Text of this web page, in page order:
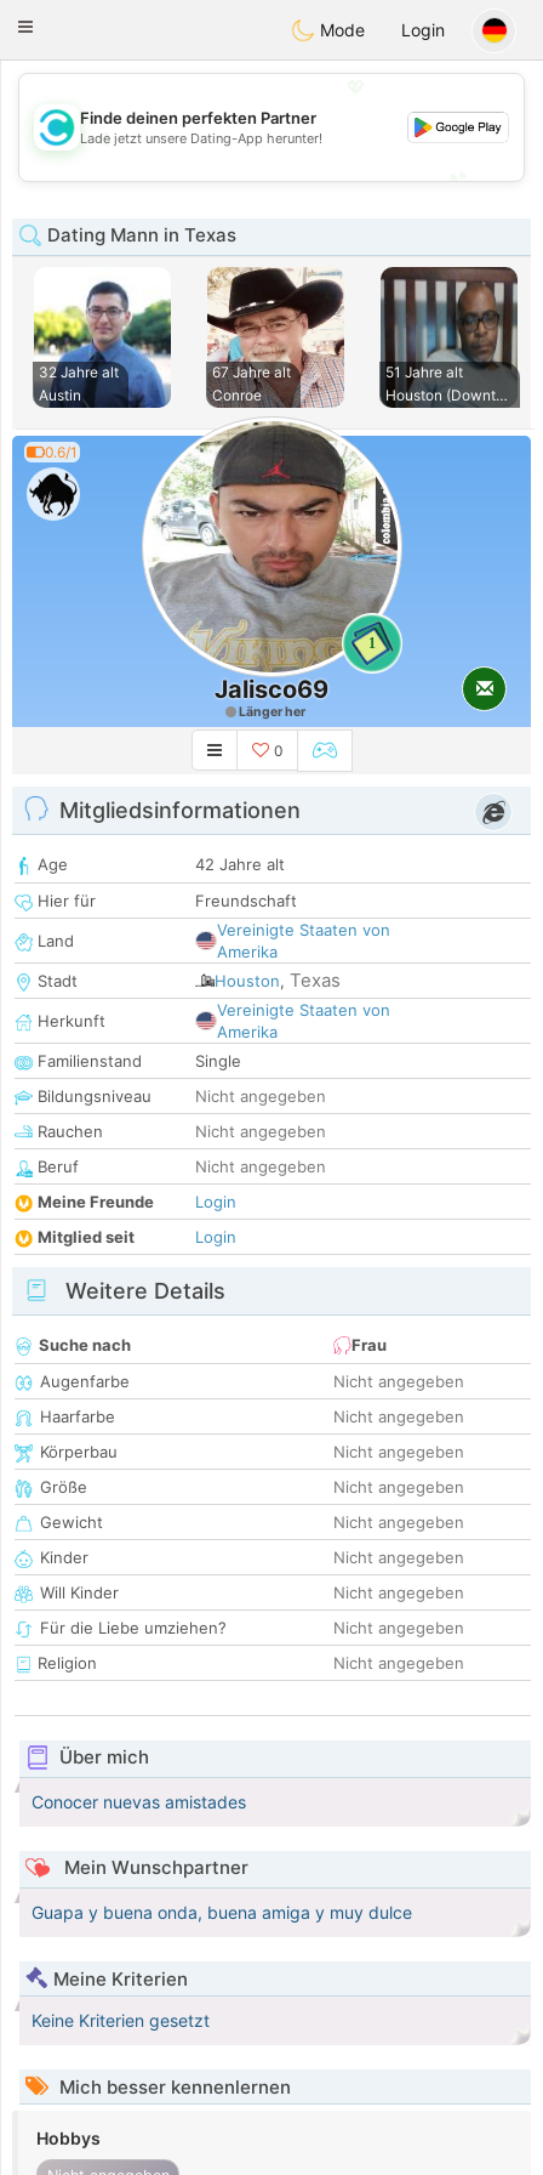
olombiaCitas
Toggle
Mode Login
💖
💕
Finde deinen perfekten Partner
Lade jetzt unsere Dating-App herunter!
Dating Mann in Texas
32 Jahre alt
Austin
67 Jahre alt
Conroe
51 Jahre alt
Houston (Downtown)
0.6/1
1
Jalisco69
Länger her
0
Mitgliedsinformationen
Age
42 Jahre alt
Hier für
Freundschaft
Land
Vereinigte Staaten von
Amerika
Stadt
Houston, Texas
Herkunft
Vereinigte Staaten von
Amerika
Familienstand
Single
Bildungsniveau
Nicht angegeben
Rauchen
Nicht angegeben
Beruf
Nicht angegeben
Meine Freunde
Login
Mitglied seit
Login
Weitere Details
Suche nach
Frau
Augenfarbe
Nicht angegeben
Haarfarbe
Nicht angegeben
Körperbau
Nicht angegeben
Größe
Nicht angegeben
Gewicht
Nicht angegeben
Kinder
Nicht angegeben
Will Kinder
Nicht angegeben
Für die Liebe umziehen?
Nicht angegeben
Religion
Nicht angegeben
Über mich
Conocer nuevas amistades
Mein Wunschpartner
Guapa y buena onda, buena amiga y muy dulce
Meine Kriterien
Keine Kriterien gesetzt
Mich besser kennenlernen
Hobbys